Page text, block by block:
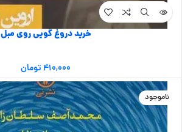
خرید دروغ گویی روی مبل
۴۱۰,۰۰۰تومان
ناموجود